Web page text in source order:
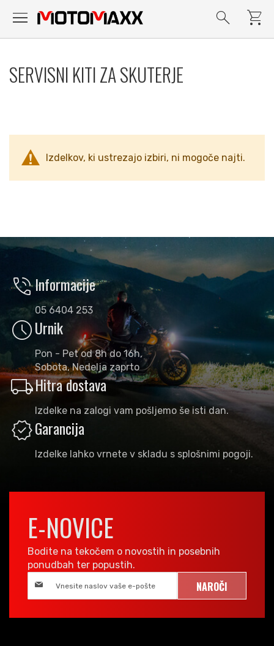
menu search shopping_cart
vsebino
SERVISNI KITI ZA SKUTERJE
Izdelkov, ki ustrezajo izbiri, ni mogoče najti.
phone_in_talkInformacije
05 6404 253
scheduleUrnik
Pon - Pet od 8h do 16h,
Sobota, Nedelja zaprto
local_shippingHitra dostava
Izdelke na zalogi vam pošljemo še isti dan.
verifiedGarancija
Izdelke lahko vrnete v skladu s splošnimi pogoji.
E-NOVICE
Bodite na tekočem o novostih in posebnih
ponudbah ter popustih.
NAROČI